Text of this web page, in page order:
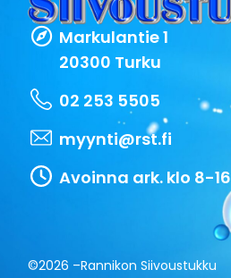
Markulantie 1
20300 Turku
02 253 5505
myynti@rst.fi
Avoinna ark. klo 8-16
©2026 –Rannikon Siivoustukku